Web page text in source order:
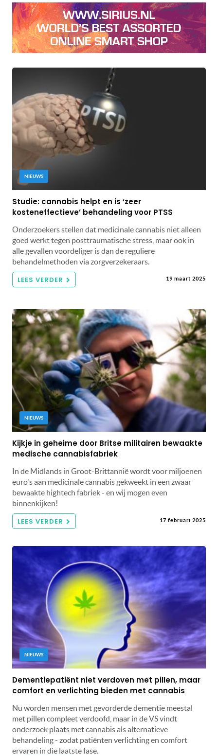
NIEUWS
Studie: cannabis helpt en is ‘zeer
kosteneffectieve’ behandeling voor PTSS
Onderzoekers stellen dat medicinale cannabis niet alleen
goed werkt tegen posttraumatische stress, maar ook in
alle gevallen voordeliger is dan de reguliere
behandelmethoden via zorgverzekeraars.
LEES VERDER 19 maart 2025
NIEUWS
Kijkje in geheime door Britse militairen bewaakte
medische cannabisfabriek
In de Midlands in Groot-Brittannië wordt voor miljoenen
euro's aan medicinale cannabis gekweekt in een zwaar
bewaakte hightech fabriek - en wij mogen even
binnenkijken!
LEES VERDER 17 februari 2025
NIEUWS
Dementiepatiënt niet verdoven met pillen, maar
comfort en verlichting bieden met cannabis
Nu worden mensen met gevorderde dementie meestal
met pillen compleet verdoofd, maar in de VS vindt
onderzoek plaats met cannabis als alternatieve
behandeling - zodat patiënten verlichting en comfort
ervaren in die laatste fase.